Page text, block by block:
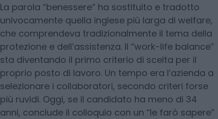
La parola “benessere” ha sostituito e tradotto
univocamente quella inglese più larga di welfare,
che comprendeva tradizionalmente il tema della
protezione e dell’assistenza. Il “work-life balance”
sta diventando il primo criterio di scelta per il
proprio posto di lavoro. Un tempo era l’azienda a
selezionare i collaboratori, secondo criteri forse
più ruvidi. Oggi, se il candidato ha meno di 34
anni, conclude il colloquio con un “le farò sapere”